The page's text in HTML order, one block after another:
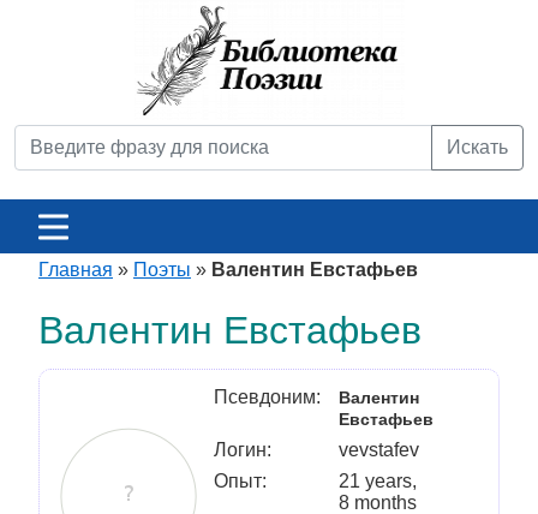
Искать
Главная » Поэты » Валентин Евстафьев
Валентин Евстафьев
Псевдоним:
Валентин
Евстафьев
Логин:
vevstafev
Опыт:
21 years,
8 months